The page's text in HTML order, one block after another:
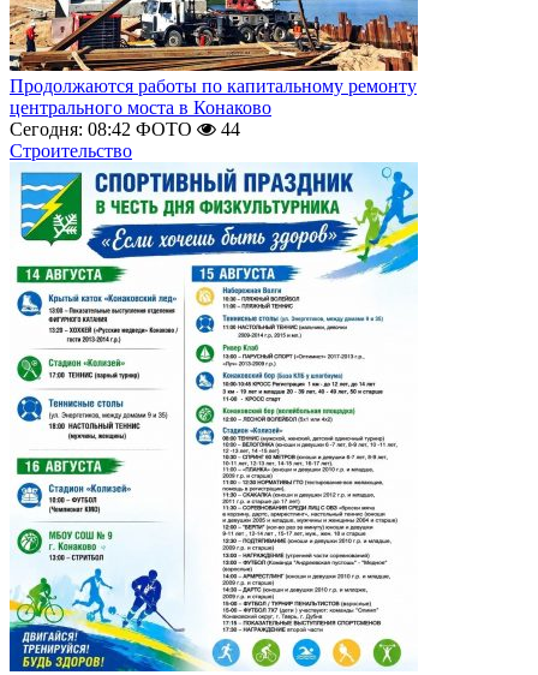
Продолжаются работы по капитальному ремонту
центрального моста в Конаково
Сегодня: 08:42 ФОТО
44
Строительство